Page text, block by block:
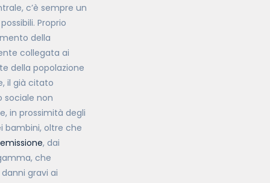
c’è sempre un
Proprio
della
collegata ai
della popolazione
il già citato
non
in prossimità degli
oltre che
emissione, dai
che
gravi ai